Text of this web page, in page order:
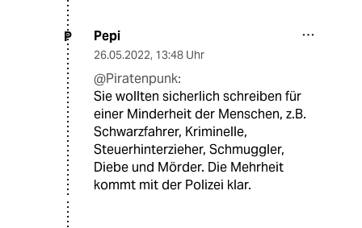
P Pepi
26.05.2022, 13:48 Uhr
@Piratenpunk:
Sie wollten sicherlich schreiben für
einer Minderheit der Menschen, z.B.
Schwarzfahrer, Kriminelle,
Steuerhinterzieher, Schmuggler,
Diebe und Mörder. Die Mehrheit
kommt mit der Polizei klar.